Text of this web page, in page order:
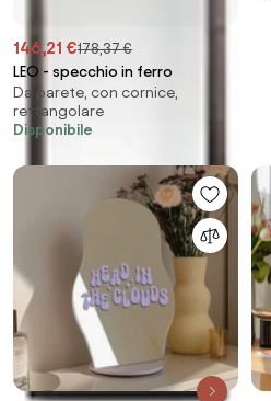
146,21 €178,37 €
LEO - specchio in ferro
Da parete, con cornice,
rettangolare
Disponibile